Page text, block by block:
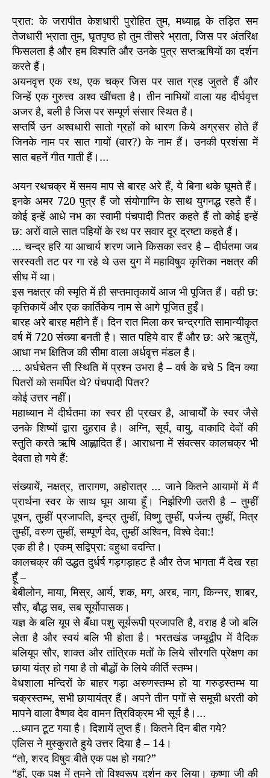
प्रात: के जरापीत केशधारी पुरोहित तुम, मध्याह्न के तड़ित सम
तेजधारी भ्राता तुम, घृतपृष्ठ हो तुम तीसरे भ्राता, जिस पर अंतरिक्ष
फिसलता है और हम विश्पति और उनके पुत्र सप्तऋषियों का दर्शन
करते हैं।
अयनवृत्त एक रथ, एक चक्र जिस पर सात ग्रह जुतते हैं और
जिन्हें एक गुरुत्त्व अश्व खींचता है। तीन नाभियों वाला यह दीर्घवृत्त
अजर है, बली है जिस पर सम्पूर्ण संसार स्थित है।
सप्तर्षि उन अश्वधारी सातो ग्रहों को धारण किये अग्रसर होते हैं
जिनके नाम पर सात गायों (वार?) के नाम हैं। उनकी प्रशंसा में
सात बहनें गीत गाती हैं।…
अयन रथचक्र में समय माप से बारह अरे हैं, ये बिना थके घूमते हैं।
इनके अमर 720 पुत्र हैं जो संयोगाग्नि के साथ युगनद्ध रहते हैं।
कोई इन्हें आधे नभ का स्वामी पंचपादी पितर कहते हैं तो कोई इन्हें
छ: अरों वाले सात पहियों के रथ पर सवार दूर द्रष्टा कहते हैं।
… चन्द्र हरि या आचार्य शरण जाने किसका स्वर है – दीर्घतमा जब
सरस्वती तट पर गा रहे थे उस युग में महाविषुव कृत्तिका नक्षत्र की
सीध में था।
इस नक्षत्र की स्मृति में ही सप्तमातृकायें आज भी पूजित हैं। वही छ:
कृत्तिकायें और एक कार्तिकेय नाम से आगे पूजित हुईं।
बारह अरे बारह महीने हैं। दिन रात मिला कर चन्द्रगति सामान्यीकृत
वर्ष में 720 संख्या बनती है। सात पहिये वार हैं और छ: अरे ऋतुयें,
आधा नभ क्षितिज की सीमा वाला अर्धवृत्त मंडल है।
… अर्धचेतन सी स्थिति में प्रश्न उभरा है – वर्ष के बचे 5 दिन क्या
पितरों को समर्पित थे? पंचपादी पितर?
कोई उत्तर नहीं।
महाध्यान में दीर्घतमा का स्वर ही प्रखर है, आचार्यों के स्वर जैसे
उनके शिष्यों द्वारा दुहराव है। अग्नि, सूर्य, वायु, वाकादि देवों की
स्तुति करते ऋषि आह्लादित हैं। आराधना में संवत्सर कालचक्र भी
देवता हो गये हैं:
संख्यायें, नक्षत्र, तारागण, अहोरात्र … जाने कितने आयामों में मैं
प्रार्थना स्वर के साथ घूम आया हूँ। निर्झरिणी उतरी है – तुम्हीं
पूषन, तुम्हीं प्रजापति, इन्द्र तुम्हीं, विष्णु तुम्हीं, पर्जन्य तुम्हीं, मित्र
तुम्हीं, वरुण तुम्हीं, सम्पूर्ण देव, तुम्हीं अश्विन, विश्वे देवा:!
एक ही है। एकम् सद्विप्रा: वहुधा वदन्ति।
कालचक्र की उद्धत दुर्धर्ष गड़गड़ाहट है और तेज भागता मैं देख रहा
हूँ –
बेबीलोन, माया, मिस्र, आर्य, शक, मग, अरब, नाग, किन्नर, शाबर,
सौर, बौद्ध सब, सब सूर्योपासक।
यज्ञ के बलि यूप से बँधा पशु सूर्यरूपी प्रजापति है, वराह है जो बलि
लेता है और स्वयं बलि भी होता है। भरतखंड जम्बूद्वीप में वैदिक
बलियूप सौर, शाक्त और तांत्रिक मतों के लिये सौरगति प्रेक्षण का
छाया यंत्र हो गया है तो बौद्धों के लिये कीर्ति स्तम्भ।
वेधशाला मन्दिरों के बाहर गड़ा अरुणस्तम्भ हो या गरुड़स्तम्भ या
चक्रस्तम्भ, सभी छायायंत्र हैं। अपने तीन पगों से समूची धरती को
मापने वाला वैष्णव देव वामन त्रिविक्रम भी सूर्य है।…
…ध्यान टूट गया है। दिशायें लुप्त हैं। कितने दिन बीत गये?
एलिस ने मुस्कुराते हुये उत्तर दिया है – 14।
“तो, शरद विषुव बीते एक पक्ष हो गया?”
“हाँ, एक पक्ष में तुमने तो विश्वरूप दर्शन कर लिया। कृष्णा जी की